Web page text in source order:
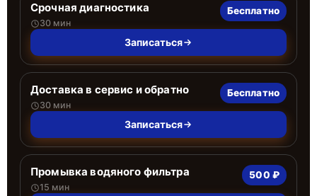
Срочная диагностика
30 мин
Бесплатно
Записаться
Доставка в сервис и обратно
30 мин
Бесплатно
Записаться
Промывка водяного фильтра
15 мин
500 ₽